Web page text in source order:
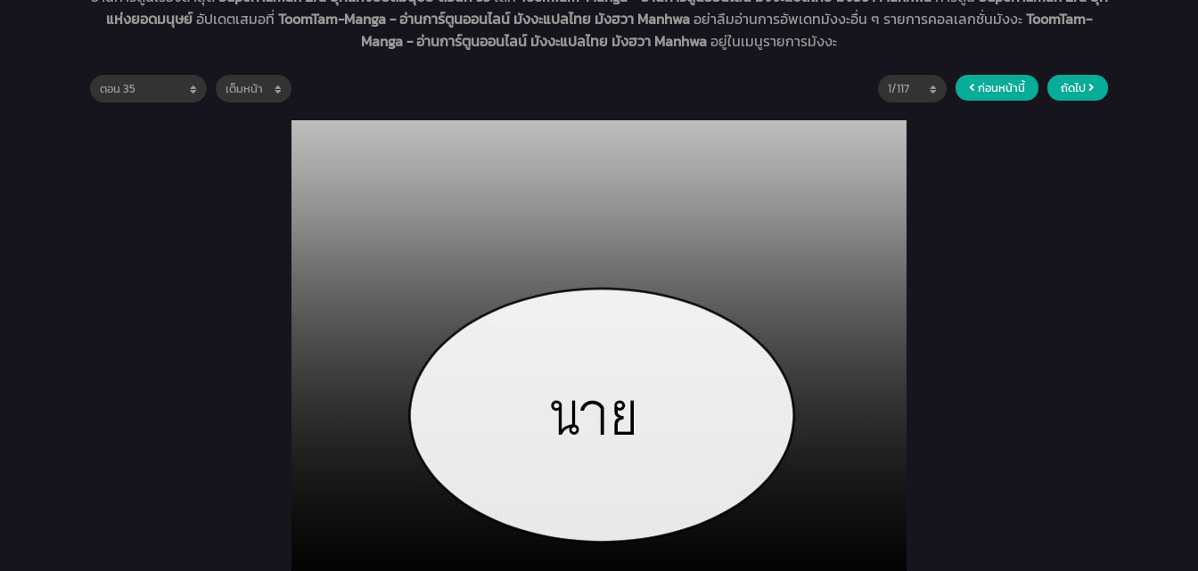
แห่งยอดมนุษย์อัปเดตเสมอที่ ToomTam-Manga - อ่านการ์ตูนออนไลน์ มังงะแปลไทย มังฮวา Manhwaอย่าลืมอ่านการอัพเดทมังงะอื่น ๆ รายการคอลเลกชั่นมังงะToomTam-
Manga - อ่านการ์ตูนออนไลน์ มังงะแปลไทย มังฮวา Manhwaอยู่ในเมนูรายการมังงะ
ก่อนหน้านี้ ถัดไป